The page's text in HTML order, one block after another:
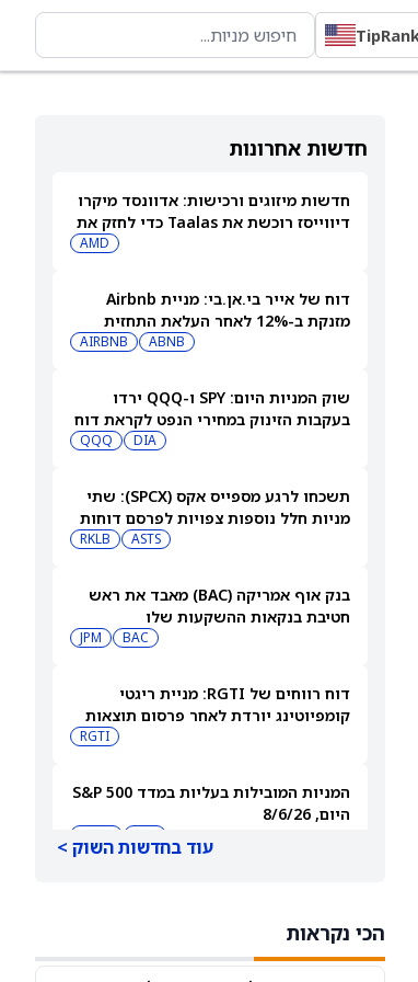
חדשות אחרונות
חדשות מיזוגים ורכישות: אדוונסד מיקרו
דיווייסז רוכשת את Taalas כדי לחזק את
AMD
דוח של אייר בי.אן.בי: מניית Airbnb
מזנקת ב-12% לאחר העלאת התחזית
ABNB
AIRBNB
שוק המניות היום: SPY ו-QQQ ירדו
בעקבות הזינוק במחירי הנפט לקראת דוח
DIA
QQQ
תשכחו לרגע מספייס אקס (SPCX): שתי
מניות חלל נוספות צפויות לפרסם דוחות
ASTS
RKLB
בנק אוף אמריקה (BAC) מאבד את ראש
חטיבת בנקאות ההשקעות שלו
BAC
JPM
דוח רווחים של RGTI: מניית ריגטי
קומפיוטינג יורדת לאחר פרסום תוצאות
RGTI
המניות המובילות בעליות במדד S&P 500
היום, 8/6/26
המיזוג קיבלה אישור בבריטניה
עוד בחדשות השוק >
הכי נקראות